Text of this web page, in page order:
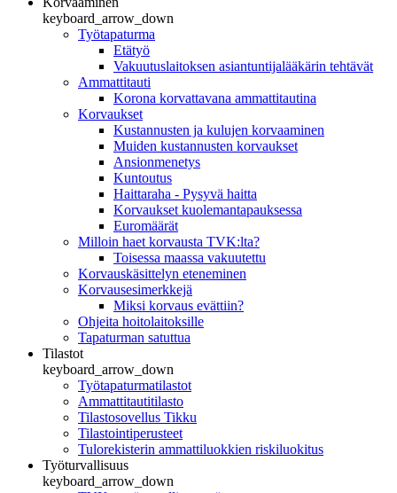
keyboard_arrow_down
Työtapaturma
Etätyö
Vakuutuslaitoksen asiantuntijalääkärin tehtävät
Ammattitauti
Korona korvattavana ammattitautina
Korvaukset
Kustannusten ja kulujen korvaaminen
Muiden kustannusten korvaukset
Ansionmenetys
Kuntoutus
Haittaraha - Pysyvä haitta
Korvaukset kuolemantapauksessa
Euromäärät
Milloin haet korvausta TVK:lta?
Toisessa maassa vakuutettu
Korvauskäsittelyn eteneminen
Korvausesimerkkejä
Miksi korvaus evättiin?
Ohjeita hoitolaitoksille
Tapaturman satuttua
Tilastot
keyboard_arrow_down
Työtapaturmatilastot
Ammattitautitilasto
Tilastosovellus Tikku
Tilastointiperusteet
Tulorekisterin ammattiluokkien riskiluokitus
Työturvallisuus
keyboard_arrow_down